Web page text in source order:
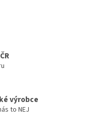
výrobce
to NEJ